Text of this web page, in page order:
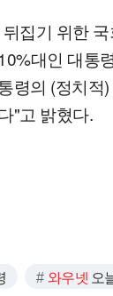
집기 위한
대인 대통
령의 (정치적
"고 밝혔다.
와우넷 오